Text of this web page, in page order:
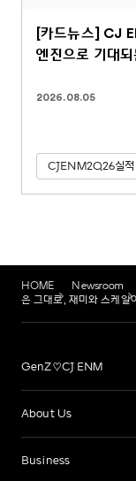
[카드뉴스] CJ
엔진으로 기대
2026.08.05
CJENM2Q26실적
HOME Newsroom
은 그대로, 재미와 스케일
GenZ♡CJ ENM
About Us
Business